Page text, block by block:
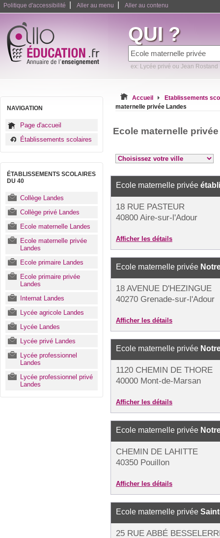
Politique d'accessibilité Aller au menu Aller au contenu
QUI ?
ex: Lycée privé ou Jean Rostand
NAVIGATION
Page d'accueil
Établissements scolaires
ÉTABLISSEMENTS SCOLAIRES
DU 40
Collège Landes
Collège privé Landes
Ecole maternelle Landes
Ecole maternelle privée
Landes
Ecole primaire Landes
Ecole primaire privée
Landes
Internat Landes
Lycée agricole Landes
Lycée Landes
Lycée privé Landes
Lycée professionnel
Landes
Lycée professionnel privé
Landes
Accueil
Etablissements
maternelle privée Landes
Ecole maternelle
Ecole maternelle privée
18 RUE PASTEUR
40800 Aire-sur-l'Adour
Afficher les détails
Ecole maternelle privée
18 AVENUE D'HEZINGUE
40270 Grenade-sur-l'Adour
Afficher les détails
Ecole maternelle privée
1120 CHEMIN DE THORE
40000 Mont-de-Marsan
Afficher les détails
Ecole maternelle privée
CHEMIN DE LAHITTE
40350 Pouillon
Afficher les détails
Ecole maternelle privée
25 RUE ABBÉ